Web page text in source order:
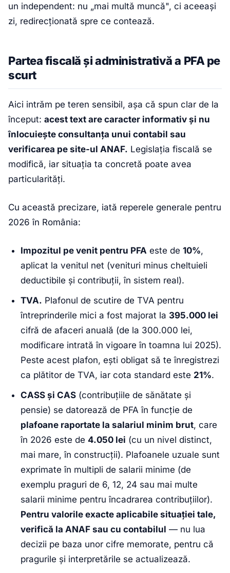
un independent: nu „mai multă muncă", ci aceeași
zi, redirecționată spre ce contează.
Partea fiscală și administrativă a PFA pe
scurt
Aici intrăm pe teren sensibil, așa că spun clar de la
început: acest text are caracter informativ și nu
înlocuiește consultanța unui contabil sau
verificarea pe site-ul ANAF. Legislația fiscală se
modifică, iar situația ta concretă poate avea
particularități.
Cu această precizare, iată reperele generale pentru
2026 în România:
Impozitul pe venit pentru PFA este de 10%,
aplicat la venitul net (venituri minus cheltuieli
deductibile și contribuții, în sistem real).
TVA. Plafonul de scutire de TVA pentru
întreprinderile mici a fost majorat la 395.000 lei
cifră de afaceri anuală (de la 300.000 lei,
modificare intrată în vigoare în toamna lui 2025).
Peste acest plafon, ești obligat să te înregistrezi
ca plătitor de TVA, iar cota standard este 21%.
CASS și CAS (contribuțiile de sănătate și
pensie) se datorează de PFA în funcție de
plafoane raportate la salariul minim brut, care
în 2026 este de 4.050 lei (cu un nivel distinct,
mai mare, în construcții). Plafoanele uzuale sunt
exprimate în multipli de salarii minime (de
exemplu praguri de 6, 12, 24 sau mai multe
salarii minime pentru încadrarea contribuțiilor).
Pentru valorile exacte aplicabile situației tale,
verifică la ANAF sau cu contabilul — nu lua
decizii pe baza unor cifre memorate, pentru că
pragurile și interpretările se actualizează.